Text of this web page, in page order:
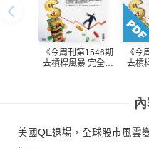
《今周刊第1546期
去槓桿風暴 完全拆
《今
去槓
美國QE退場，全球股市風雲